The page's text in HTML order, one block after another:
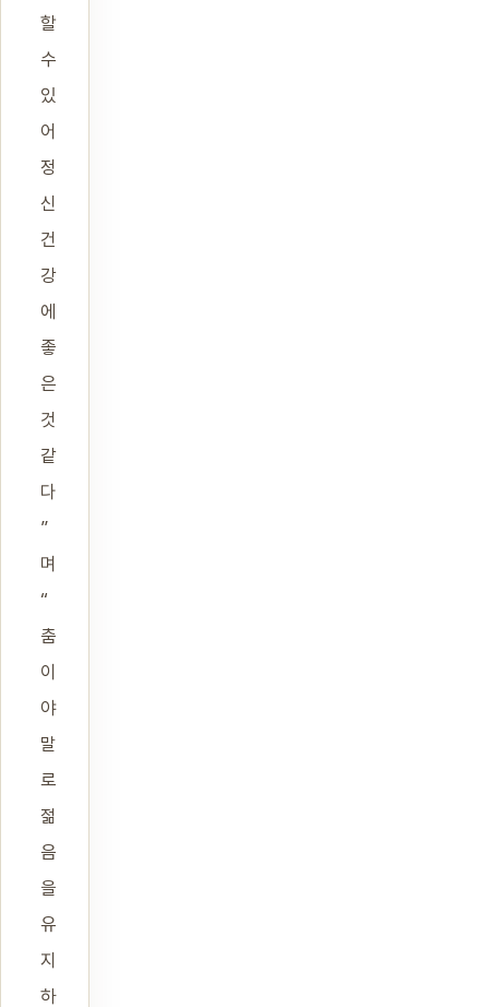
할
수
있
어
정
신
건
강
에
좋
은
것
같
다
”
며
“
춤
이
야
말
로
젊
음
을
유
지
하